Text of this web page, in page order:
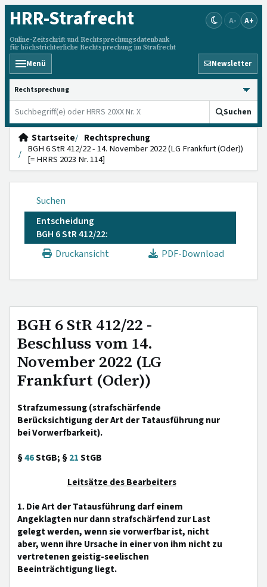
HRR-Strafrecht
Online-Zeitschrift und Rechtsprechungsdatenbank
für höchstrichterliche Rechtsprechung im Strafrecht
A- A+
Menü Newsletter
HRRS durchsuchen
Suchen
Startseite
Rechtsprechung
BGH 6 StR 412/22 - 14. November 2022 (LG Frankfurt (Oder))
[= HRRS 2023 Nr. 114]
Suchen
Entscheidung
BGH 6 StR 412/22:
Druckansicht
PDF-Download
BGH 6 StR 412/22 -
Beschluss vom 14.
November 2022 (LG
Frankfurt (Oder))
Strafzumessung (strafschärfende
Berücksichtigung der Art der Tatausführung nur
bei Vorwerfbarkeit).
§46StGB; §21StGB
Leitsätze des Bearbeiters
1. Die Art der Tatausführung darf einem
Angeklagten nur dann strafschärfend zur Last
gelegt werden, wenn sie vorwerfbar ist, nicht
aber, wenn ihre Ursache in einer von ihm nicht zu
vertretenen geistig-seelischen
Beeinträchtigung liegt.